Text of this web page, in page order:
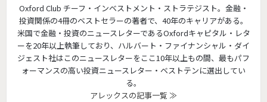
Oxford Club チーフ・インベストメント・ストラテジスト。金融・
投資関係の4冊のベストセラーの著者で、40年のキャリアがある。
米国で金融・投資のニュースレターであるOxfordキャピタル・レタ
ーを20年以上執筆しており、ハルバート・ファイナンシャル・ダイ
ジェスト社はこのニュースレターをここ10年以上もの間、最もパフ
ォーマンスの高い投資ニュースレター・ベストテンに選出してい
る。
アレックスの記事一覧 ≫